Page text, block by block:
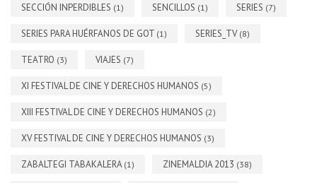
SECCIÓN INPERDIBLES (1) SENCILLOS (1) SERIES (7)
SERIES PARA HUÉRFANOS DE GOT (1) SERIES_TV (8)
TEATRO (3) VIAJES (7)
XI FESTIVAL DE CINE Y DERECHOS HUMANOS (5)
XIII FESTIVAL DE CINE Y DERECHOS HUMANOS (2)
XV FESTIVAL DE CINE Y DERECHOS HUMANOS (3)
ZABALTEGI TABAKALERA (1) ZINEMALDIA 2013 (38)